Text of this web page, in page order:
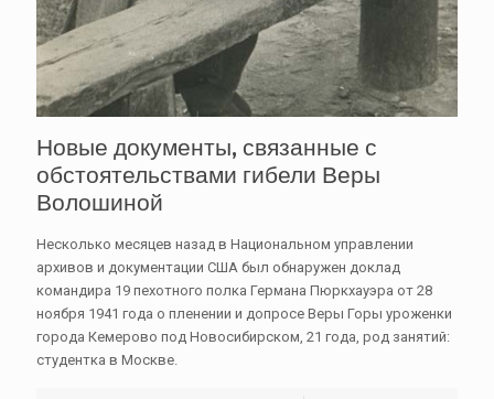
Новые документы, связанные с
обстоятельствами гибели Веры
Волошиной
Несколько месяцев назад в Национальном управлении
архивов и документации США был обнаружен доклад
командира 19 пехотного полка Германа Пюркхауэра от 28
ноября 1941 года о пленении и допросе Веры Горы уроженки
города Кемерово под Новосибирском, 21 года, род занятий:
студентка в Москве.